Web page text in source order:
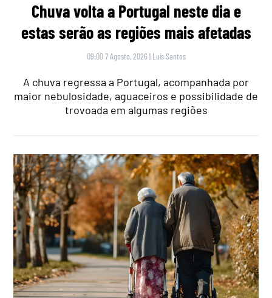
Chuva volta a Portugal neste dia e
estas serão as regiões mais afetadas
09:00 7 Agosto, 2026 | Luís Santos
A chuva regressa a Portugal, acompanhada por
maior nebulosidade, aguaceiros e possibilidade de
trovoada em algumas regiões